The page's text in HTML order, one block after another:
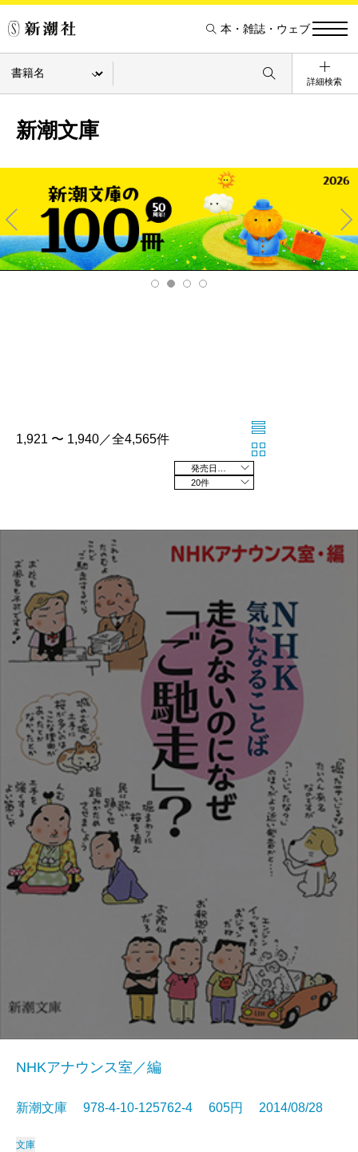
本・雑誌・ウェブ
詳細検索
新潮文庫
Pre
v
Ne
xt
1,921 〜 1,940／全4,565件
20件
NHKアナウンス室／編
新潮文庫 978-4-10-125762-4 605円 2014/08/28
文庫